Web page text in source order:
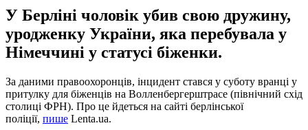
У Берліні чоловік убив свою дружину,
уродженку України, яка перебувала у
Німеччині у статусі біженки.
За даними правоохоронців, інцидент стався у суботу вранці у
притулку для біженців на Волленбергерштрасе (північний схід
столиці ФРН). Про це йдеться на сайті берлінської
поліції, пише Lenta.ua.